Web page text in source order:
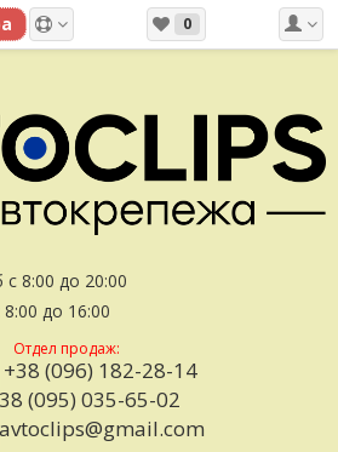
0
с 8:00 до 20:00
до 16:00
Отдел продаж:
+38 (096) 182-28-14
(095) 035-65-02
avtoclips@gmail.com